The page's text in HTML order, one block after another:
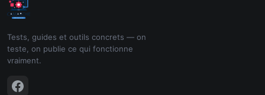
Tests, guides et outils concrets — on
teste, on publie ce qui fonctionne
vraiment.